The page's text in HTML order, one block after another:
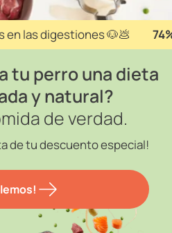
en las digestiones 🐶💩
tu perro una dieta
y natural?
de verdad.
de tu descuento especial!